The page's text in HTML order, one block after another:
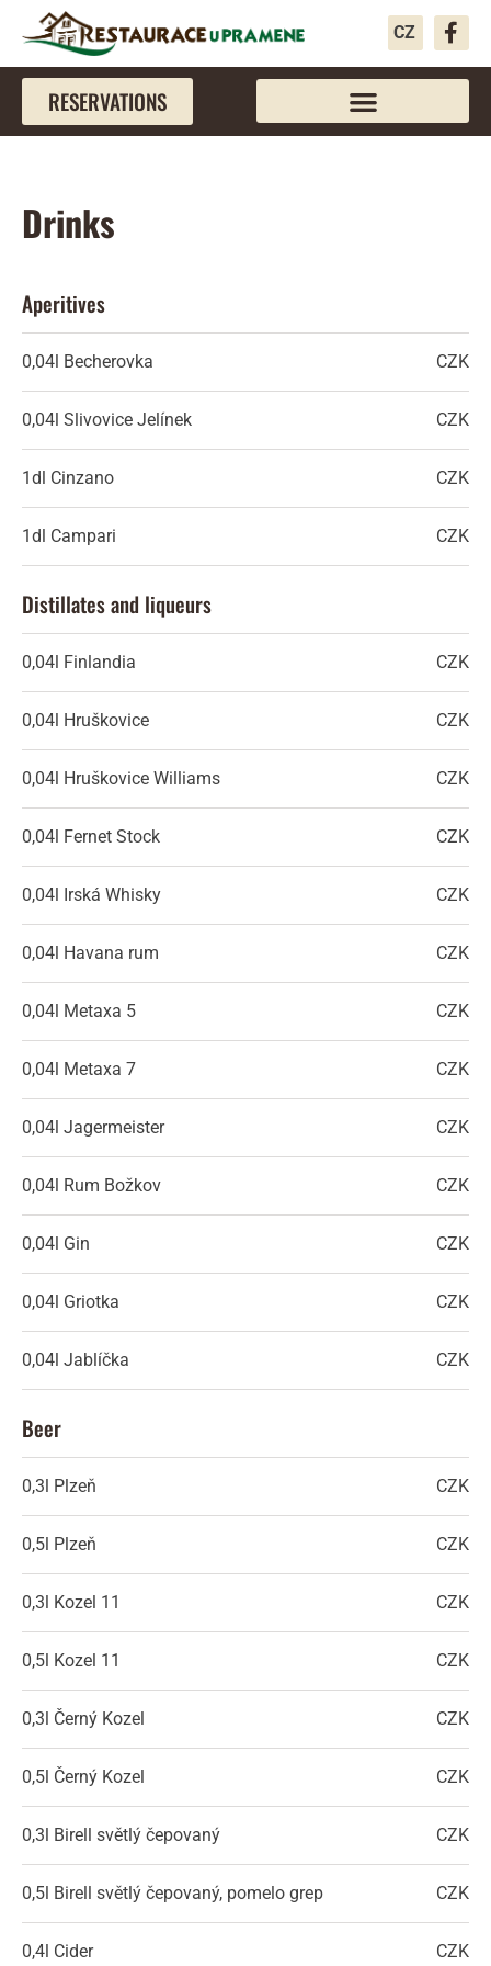
CZ
RESERVATIONS
Drinks
Aperitives
0,04l Becherovka CZK
0,04l Slivovice Jelínek CZK
1dl Cinzano CZK
1dl Campari CZK
Distillates and liqueurs
0,04l Finlandia CZK
0,04l Hruškovice CZK
0,04l Hruškovice Williams CZK
0,04l Fernet Stock CZK
0,04l Irská Whisky CZK
0,04l Havana rum CZK
0,04l Metaxa 5 CZK
0,04l Metaxa 7 CZK
0,04l Jagermeister CZK
0,04l Rum Božkov CZK
0,04l Gin CZK
0,04l Griotka CZK
0,04l Jablíčka CZK
Beer
0,3l Plzeň CZK
0,5l Plzeň CZK
0,3l Kozel 11 CZK
0,5l Kozel 11 CZK
0,3l Černý Kozel CZK
0,5l Černý Kozel CZK
0,3l Birell světlý čepovaný CZK
0,5l Birell světlý čepovaný, pomelo grep CZK
0,4l Cider CZK